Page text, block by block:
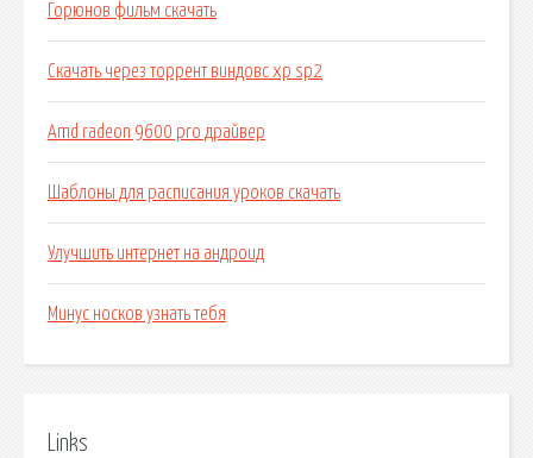
Горюнов фильм скачать
Скачать через торрент виндовс хр sp2
Amd radeon 9600 pro драйвер
Шаблоны для расписания уроков скачать
Улучшить интернет на андроид
Минус носков узнать тебя
Links